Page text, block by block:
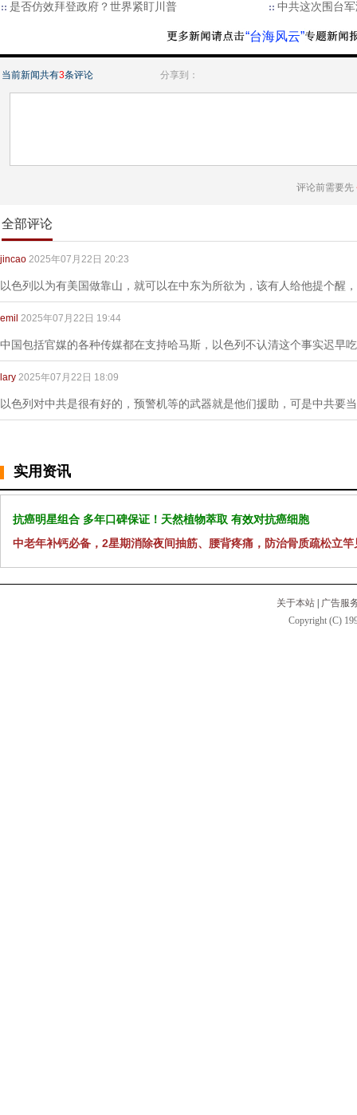
是否仿效拜登政府？世界紧盯川普
中共这次围台
“台海风云”
当前新闻共有3条评论 分享到：
评论前需要先
全部评论
jincao 2025年07月22日 20:23
以色列以为有美国做靠山，就可以在中东为所欲为，该有人给他提个醒
emil 2025年07月22日 19:44
中国包括官媒的各种传媒都在支持哈马斯，以色列不认清这个事实迟早
lary 2025年07月22日 18:09
以色列对中共是很有好的，预警机等的武器就是他们援助，可是中共要
实用资讯
抗癌明星组合 多年口碑保证！天然植物萃取 有效对抗癌细胞
中老年补钙必备，2星期消除夜间抽筋、腰背疼痛，防治骨质疏松立竿
关于本站
广告服
Copyright (C)